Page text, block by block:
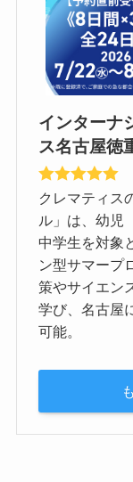
インターナ
ス名古屋徳
クレマティス
ル」は、幼児
中学生を対象
ン型サマープ
策やサイエン
学び、名古屋
可能。